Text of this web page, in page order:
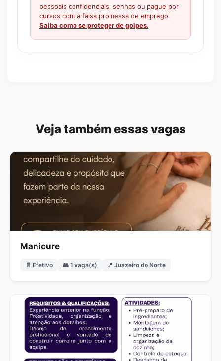
pessoais confidenciais, senhas ou pague por
cursos com a falsa promessa de emprego.
Saiba como se proteger de golpes.
Veja também essas vagas
Manicure
📄 Efetivo 👥 1 vaga(s) 📍 Juazeiro do Norte